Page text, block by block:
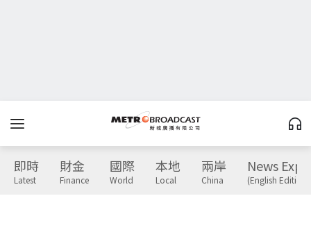
即時
Latest
財金
Finance
國際
World
本地
Local
兩岸
China
News
(English Edition)